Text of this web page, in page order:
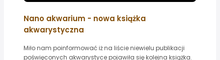
Nano akwarium - nowa książka
akwarystyczna
Miło nam poinformować iż na liście niewielu publikacji
poświęconych akwarystyce pojawiła się kolejna książka.